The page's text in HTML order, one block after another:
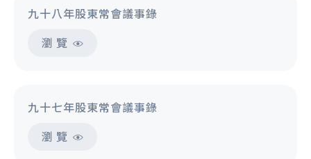
九十八年股東常會議事錄
瀏 覽
九十七年股東常會議事錄
瀏 覽